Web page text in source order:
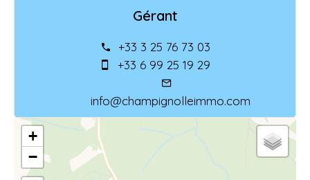
Gérant
+33 3 25 76 73 03
+33 6 99 25 19 29
info@champignolleimmo.com
+
−